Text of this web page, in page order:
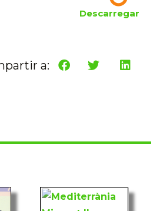
Descarregar
a: